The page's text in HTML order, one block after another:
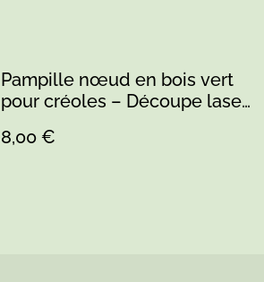
Pampille nœud en bois vert
pour créoles – Découpe laser,
Fait main en Sarthe
8,00 €